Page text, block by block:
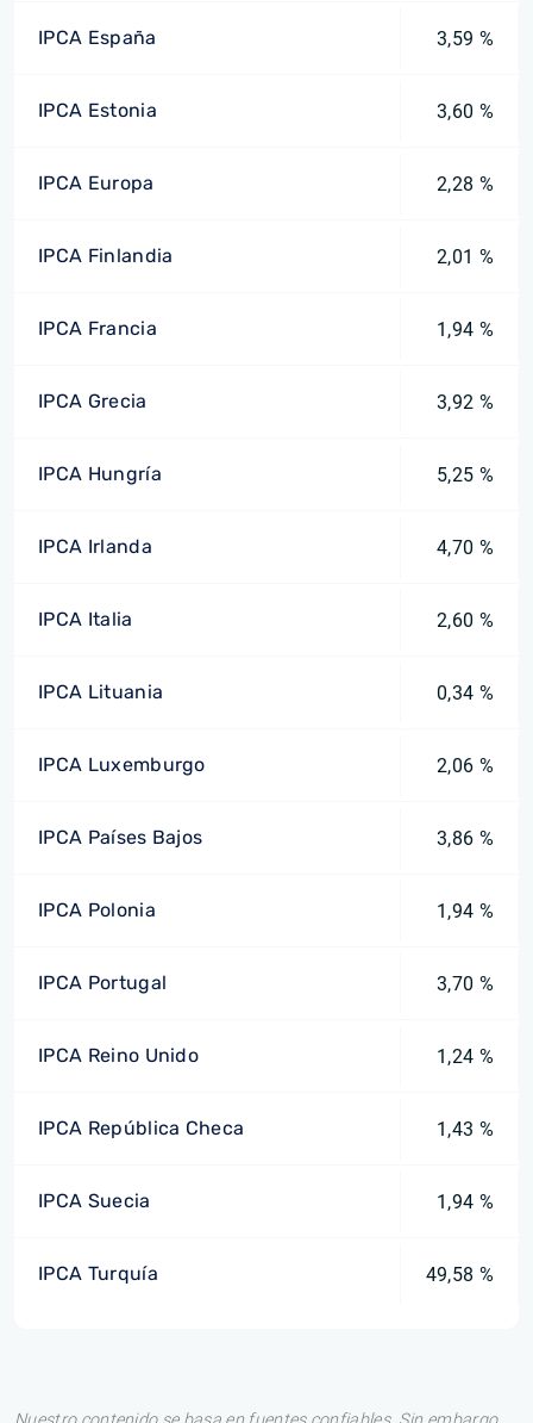
IPCA España 3,59 %
IPCA Estonia 3,60 %
IPCA Europa 2,28 %
IPCA Finlandia 2,01 %
IPCA Francia 1,94 %
IPCA Grecia 3,92 %
IPCA Hungría 5,25 %
IPCA Irlanda 4,70 %
IPCA Italia 2,60 %
IPCA Lituania 0,34 %
IPCA Luxemburgo 2,06 %
IPCA Países Bajos 3,86 %
IPCA Polonia 1,94 %
IPCA Portugal 3,70 %
IPCA Reino Unido 1,24 %
IPCA República Checa 1,43 %
IPCA Suecia 1,94 %
IPCA Turquía 49,58 %